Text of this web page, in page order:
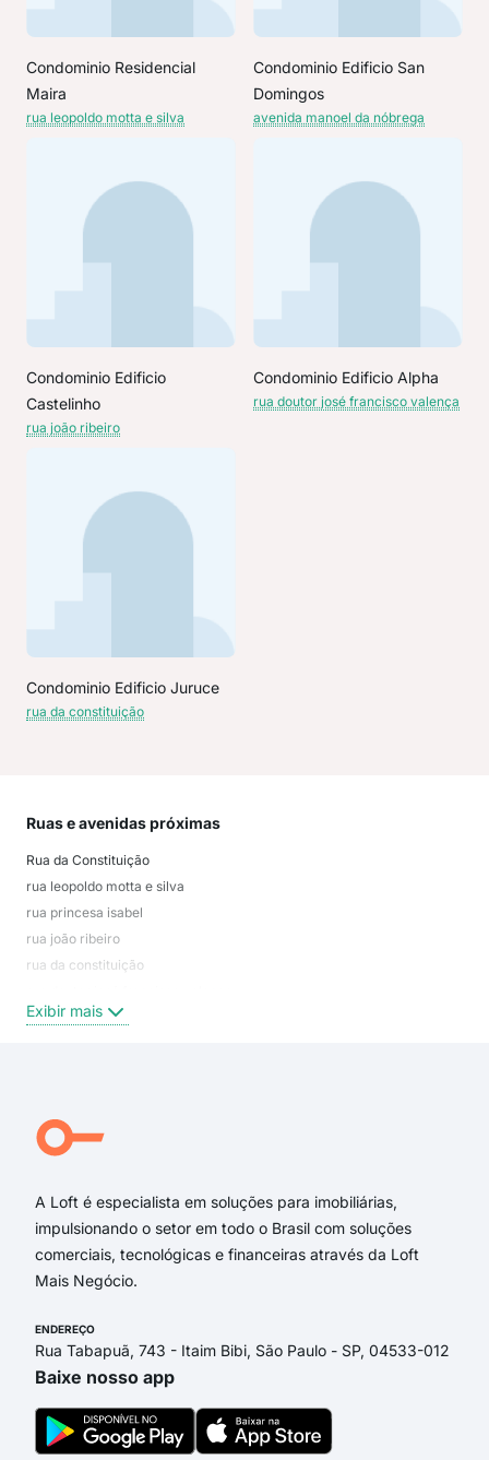
Condominio Residencial
Maira
rua leopoldo motta e silva
Condominio Edificio San
Domingos
avenida manoel da nóbrega
Condominio Edificio
Castelinho
rua joão ribeiro
Condominio Edificio Alpha
rua doutor josé francisco valença
Condominio Edificio Juruce
rua da constituição
Ruas e avenidas próximas
Rua da Constituição
rua leopoldo motta e silva
rua princesa isabel
rua joão ribeiro
rua da constituição
Rua Doutor José Francisco Valença
Rua Leopoldo Motta e Silva
Praça Princesa Isabel
Exibir mais
A Loft é especialista em soluções para imobiliárias,
impulsionando o setor em todo o Brasil com soluções
comerciais, tecnológicas e financeiras através da Loft
Mais Negócio.
ENDEREÇO
Rua Tabapuã, 743 - Itaim Bibi, São Paulo - SP, 04533-012
Baixe nosso app